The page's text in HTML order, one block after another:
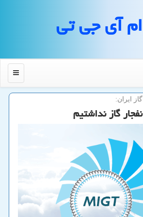
ام آی جی تی
منو
ایران:
گاز نداشتیم